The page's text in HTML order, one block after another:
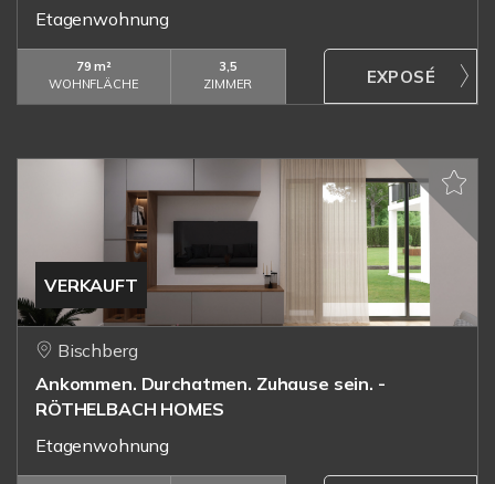
Etagenwohnung
79 m²
WOHNFLÄCHE
3,5
ZIMMER
VERKAUFT
Bischberg
Ankommen. Durchatmen. Zuhause sein. -
RÖTHELBACH HOMES
Etagenwohnung